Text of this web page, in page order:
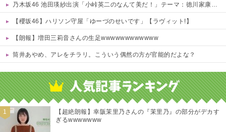
乃木坂46 池田瑛紗出演「小峠英二のなんて美だ！」テーマ：徳川家康【2025.8.5 24:00〜 TOKYO MX】
【櫻坂46】ハリソン守屋「ゆーづのせいです」【ラヴィット!】
【朗報】増田三莉音さんの生足wwwwwwwwwwww
筒井あやめ、アレをチラリ。こういう偶然の方が官能的だよな？
【超絶朗報】幸阪茉里乃さんの『茉里乃』の部分がデカす
ぎるwwwwwww